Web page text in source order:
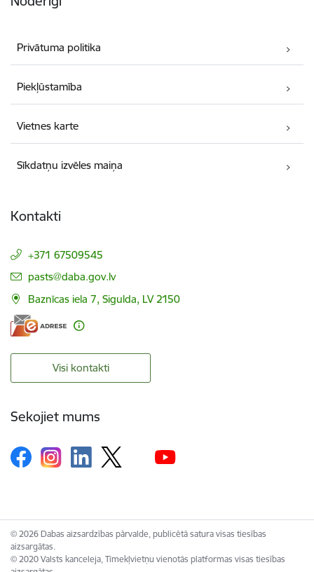
Privātuma politika
Piekļūstamība
Vietnes karte
Sīkdatņu izvēles maiņa
Kontakti
+371 67509545
E-pasts:
pasts@daba.gov.lv
Baznīcas iela 7, Sigulda, LV 2150
Visi kontakti
Sekojiet mums
© 2026 Dabas aizsardzības pārvalde, publicētā satura visas tiesības
aizsargātas.
© 2020 Valsts kanceleja, Tīmekļvietņu vienotās platformas visas tiesības